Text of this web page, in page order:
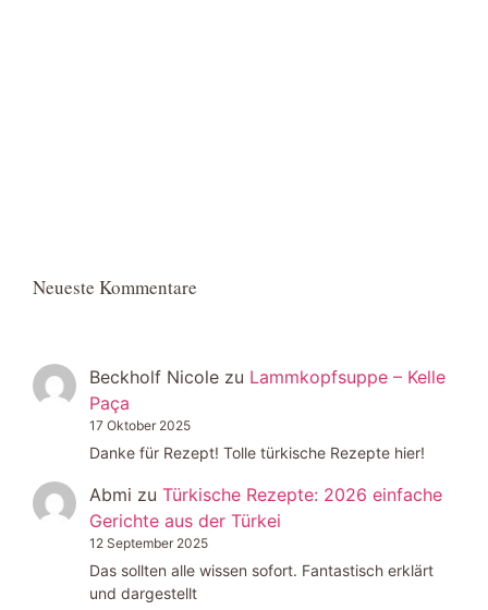
Neueste Kommentare
Beckholf Nicole zu Lammkopfsuppe – Kelle
Paça
17 Oktober 2025
Danke für Rezept! Tolle türkische Rezepte hier!
Abmi zu Türkische Rezepte: 2026 einfache
Gerichte aus der Türkei
12 September 2025
Das sollten alle wissen sofort. Fantastisch erklärt
und dargestellt